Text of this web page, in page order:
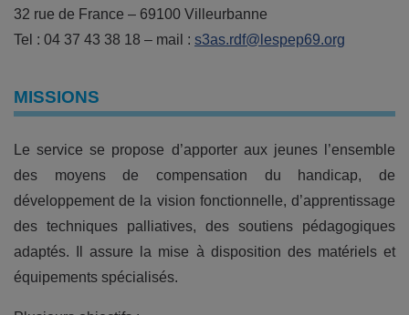
32 rue de France – 69100 Villeurbanne
Tel : 04 37 43 38 18 – mail : s3as.rdf@lespep69.org
MISSIONS
Le service se propose d’apporter aux jeunes l’ensemble
des moyens de compensation du handicap, de
développement de la vision fonctionnelle, d’apprentissage
des techniques palliatives, des soutiens pédagogiques
adaptés. Il assure la mise à disposition des matériels et
équipements spécialisés.